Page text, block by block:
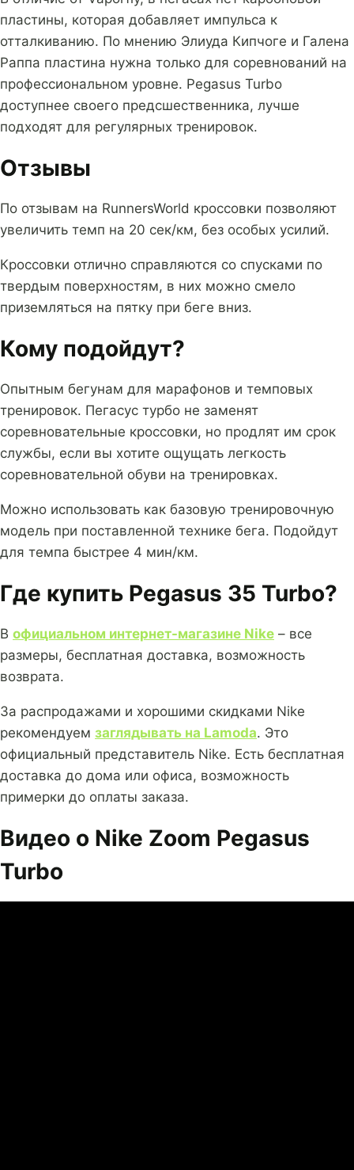
пластины, которая добавляет импульса к
отталкиванию. По мнению Элиуда Кипчоге и Галена
Раппа пластина нужна только для соревнований на
профессиональном уровне. Pegasus Turbo
доступнее своего предсшественника, лучше
подходят для регулярных тренировок.
Отзывы
По отзывам на RunnersWorld кроссовки позволяют
увеличить темп на 20 сек/км, без особых усилий.
Кроссовки отлично справляются со спусками по
твердым поверхностям, в них можно смело
приземляться на пятку при беге вниз.
Кому подойдут?
Опытным бегунам для марафонов и темповых
тренировок. Пегасус турбо не заменят
соревновательные кроссовки, но продлят им срок
службы, если вы хотите ощущать легкость
соревновательной обуви на тренировках.
Можно использовать как базовую тренировочную
модель при поставленной технике бега. Подойдут
для темпа быстрее 4 мин/км.
Где купить Pegasus 35 Turbo?
В официальном интернет-магазине Nike – все
размеры, бесплатная доставка, возможность
возврата.
За распродажами и хорошими скидками Nike
рекомендуем заглядывать на Lamoda. Это
официальный представитель Nike. Есть бесплатная
доставка до дома или офиса, возможность
примерки до оплаты заказа.
Видео о Nike Zoom Pegasus
Turbo